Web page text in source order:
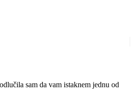
sam da vam istaknem jednu od